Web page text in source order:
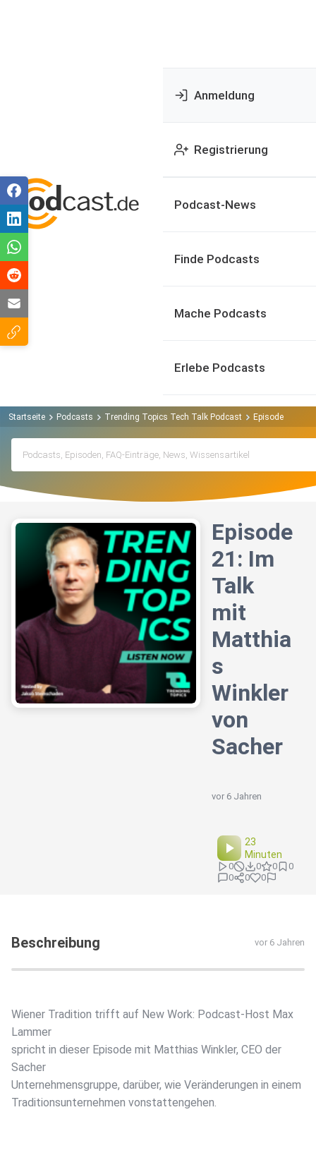
Anmeldung
Registrierung
Podcast-News
Finde Podcasts
Mache Podcasts
Erlebe Podcasts
Startseite Podcasts Trending Topics Tech Talk Podcast Episode 21: Im
Episode
21: Im
Talk
mit
Matthia
s
Winkler
von
Sacher
vor 6 Jahren
23
Minuten
0 0 0
0
0
0 0
Beschreibung vor 6 Jahren
Wiener Tradition trifft auf New Work: Podcast-Host Max
Lammer
spricht in dieser Episode mit Matthias Winkler, CEO der
Sacher
Unternehmensgruppe, darüber, wie Veränderungen in einem
Traditionsunternehmen vonstattengehen.